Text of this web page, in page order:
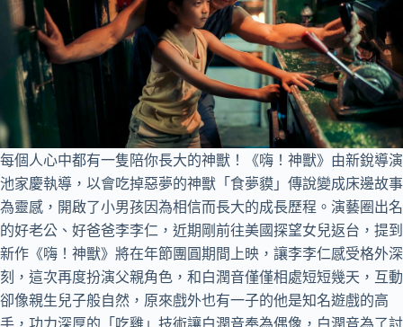
每個人心中都有一隻陪你長大的神獸！《嗨！神獸》由新銳導演
池家慶執導，以會吃掉惡夢的神獸「食夢貘」傳說變成床邊故事
為靈感，開啟了小男孩因為相信而長大的成長歷程。演藝圈出名
的好老公、好爸爸李李仁，近期剛前往美國探望女兒返台，提到
新作《嗨！神獸》將在年節團圓期間上映，讓李李仁感受格外深
刻，這次再度扮演父親角色，和白潤音僅僅相處短短幾天，互動
卻像親生兒子般自然，原來戲外也有一子的他是知名遊戲的高
手，功力深厚的「吃雞」技術讓白潤音奉為偶像，白潤音為了討